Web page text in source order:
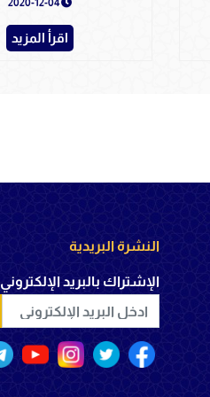
2020-12-04
اقرأ المزيد
النشرة البريدية
الإشتراك بالبريد الإلكتروني